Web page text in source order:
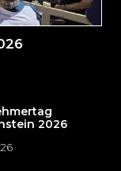
2026